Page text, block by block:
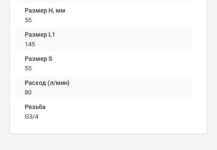
Размер H, мм
55
Размер L1
145
Размер S
55
Расход (л/мин)
80
Резьба
G3/4